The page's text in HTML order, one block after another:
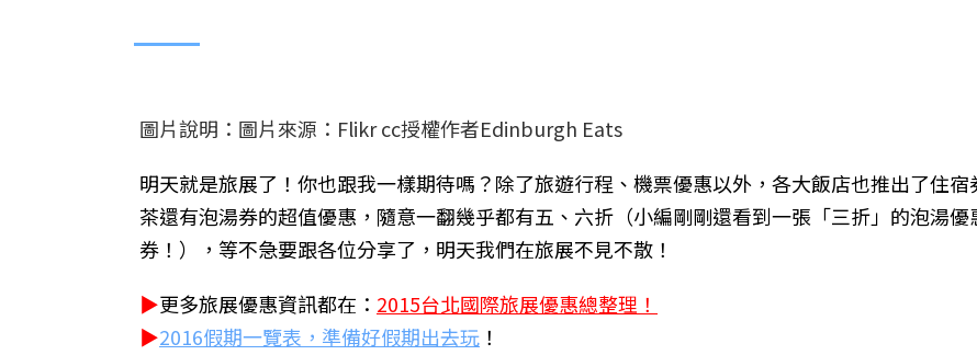
圖片說明：圖片來源：Flikr cc授權作者Edinburgh Eats
明天就是旅展了！你也跟我一樣期待嗎？除了旅遊行程、機票優惠以外，各大飯店也推出了住宿
茶還有泡湯券的超值優惠，隨意一翻幾乎都有五、六折（小編剛剛還看到一張「三折」的泡湯優
券！），等不急要跟各位分享了，明天我們在旅展不見不散！
▶更多旅展優惠資訊都在： 2015台北國際旅展優惠總整理！
▶2016假期一覽表，準備好假期出去玩 ！